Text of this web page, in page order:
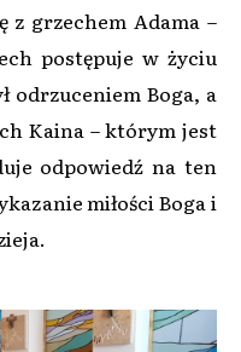
grzechem Adama –
postępuje w życiu
odrzuceniem Boga, a
Kaina – którym jest
odpowiedź na ten
miłości Boga i